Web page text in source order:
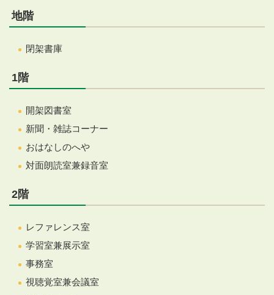
地階
閉架書庫
1階
開架図書室
新聞・雑誌コーナー
おはなしのへや
対面朗読室兼録音室
2階
レファレンス室
学習室兼展示室
事務室
視聴覚室兼会議室